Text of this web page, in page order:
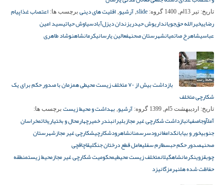
تاریخ: تیر 13ام, 1400 گروه: slide
, آرشیو, اقلیت های دینی برچسب ها: اعتصاب غذاپیام
رضاییخیرالله حق‌جویانداریوش حیدریزندان دیزل‌آبادسیاوش حیاتیسید امین
عباسیشاهرخ صائمیانشهرستان صحنهفعالین یارسانیکرمانشاهنوشاد طاهری
بازداشت بیش از ۷۰ متخلف زیست محیطی همزمان با صدور حکم برای یک
شکارچی متخلف
تاریخ: اردیبهشت 5ام, 1399 گروه: آرشیو, بهداشت و محیط زیست برچسب ها:
آملآوجاصفهانبازداشت شکارچی غیر مجازبلیرانبندر خمیرچهارمحال و بختیاریخاتمخراسان
جنوبیخور و بیابانکدامغانرودسرسمنانشاهرودشکارچیشکارچی غیر مجازشهرستان
صحنهصدور حکم حبسطارم سفلیعامل قطع درختان جنگلیقاچاقچی
چوبقزوینکرمانشاهگیلانمتخلف زیست محیطیمحکومیت شکارچی غیر مجازمحیط زیستمنطقه
حفاظت شده هلنهرمزگانیزد